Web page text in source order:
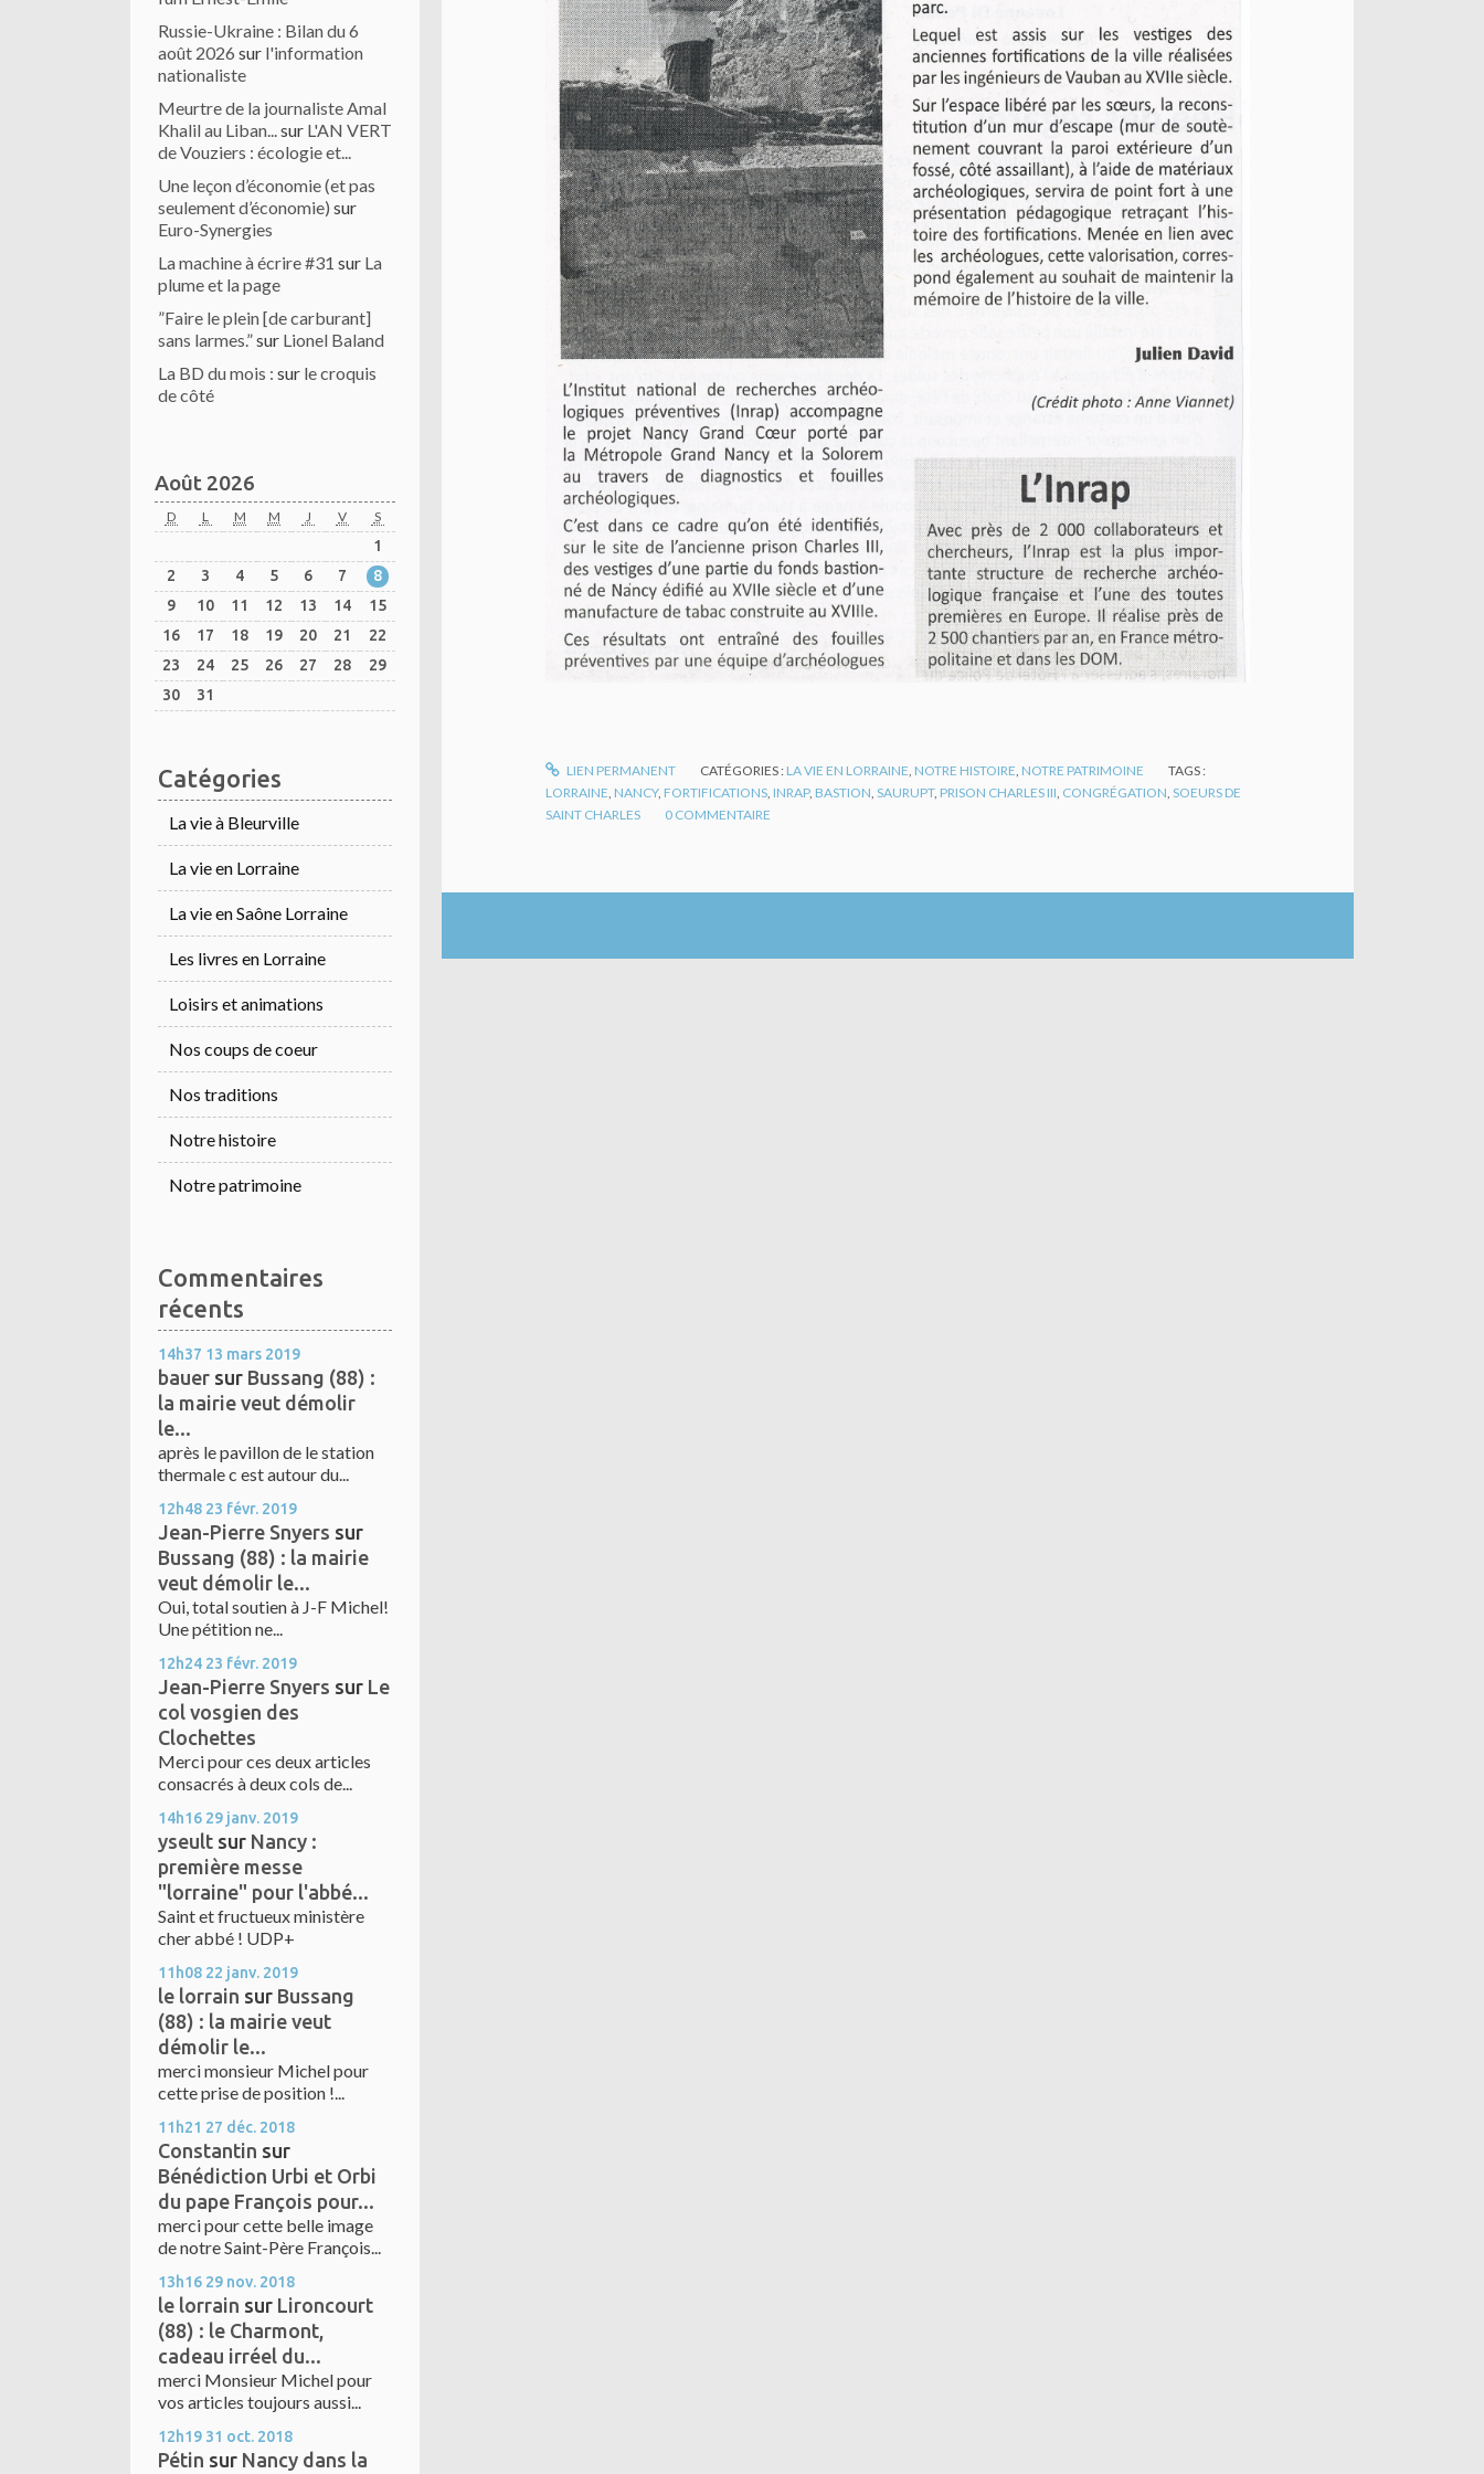
Russie-Ukraine : Bilan du 6
août 2026 sur l'information
nationaliste
Meurtre de la journaliste Amal
Khalil au Liban...sur L'AN VERT
de Vouziers : écologie et...
Une leçon d’économie (et pas
seulement d’économie) sur
Euro-Synergies
La machine à écrire #31 sur La
plume et la page
”Faire le plein [de carburant]
sans larmes.”sur Lionel Baland
La BD du mois : sur le croquis
de côté
Août 2026
D L M M J V S
1
2
3 4 5 6 7
8
9
10 11 12 13 14
15
16
17 18 19 20 21
22
23
24 25 26 27 28
29
30
31
Catégories
La vie à Bleurville
La vie en Lorraine
La vie en Saône Lorraine
Les livres en Lorraine
Loisirs et animations
Nos coups de coeur
Nos traditions
Notre histoire
Notre patrimoine
Commentaires
récents
14h37 13 mars 2019
bauer sur Bussang (88) :
la mairie veut démolir
le...
après le pavillon de le station
thermale c est autour du...
12h48 23 févr. 2019
Jean-Pierre Snyers sur
Bussang (88) : la mairie
veut démolir le...
Oui, total soutien à J-F Michel!
Une pétition ne...
12h24 23 févr. 2019
Jean-Pierre Snyers sur Le
col vosgien des
Clochettes
Merci pour ces deux articles
consacrés à deux cols de...
14h16 29 janv. 2019
yseult sur Nancy :
première messe
"lorraine" pour l'abbé...
Saint et fructueux ministère
cher abbé ! UDP+
11h08 22 janv. 2019
le lorrain sur Bussang
(88) : la mairie veut
démolir le...
merci monsieur Michel pour
cette prise de position !...
11h21 27 déc. 2018
Constantin sur
Bénédiction Urbi et Orbi
du pape François pour...
merci pour cette belle image
de notre Saint-Père François...
13h16 29 nov. 2018
le lorrain sur Lironcourt
(88) : le Charmont,
cadeau irréel du...
merci Monsieur Michel pour
vos articles toujours aussi...
12h19 31 oct. 2018
Pétin sur Nancy dans la
LIEN PERMANENT CATÉGORIES : LA VIE EN LORRAINE NOTRE HISTOIRE NOTRE PATRIMOINE
TAGS :
LORRAINE NANCY, FORTIFICATIONS INRAP, BASTION SAURUPT, PRISON CHARLES III CONGRÉGATION SOEURS DE
SAINT CHARLES
0 COMMENTAIRE